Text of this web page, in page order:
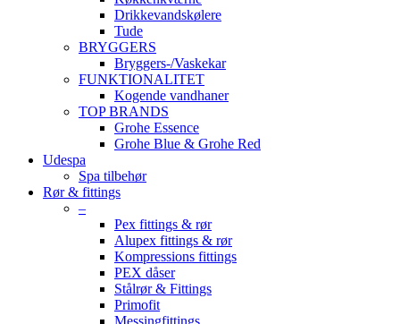
Drikkevandskølere
Tude
BRYGGERS
Bryggers-/Vaskekar
FUNKTIONALITET
Kogende vandhaner
TOP BRANDS
Grohe Essence
Grohe Blue & Grohe Red
Udespa
Spa tilbehør
Rør & fittings
–
Pex fittings & rør
Alupex fittings & rør
Kompressions fittings
PEX dåser
Stålrør & Fittings
Primofit
Messingfittings